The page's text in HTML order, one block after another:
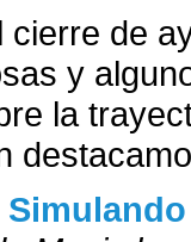
cierre de
y
la